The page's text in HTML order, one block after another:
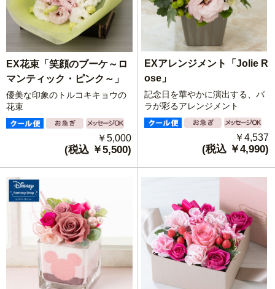
EX花束「笑顔のブーケ～ロ
マンティック・ピンク～」
優美な印象のトルコキキョウの
花束
￥5,000
(税込 ￥5,500)
EXアレンジメント「Jolie R
ose」
記念日を華やかに演出する、バ
ラが彩るアレンジメント
￥4,537
(税込 ￥4,990)